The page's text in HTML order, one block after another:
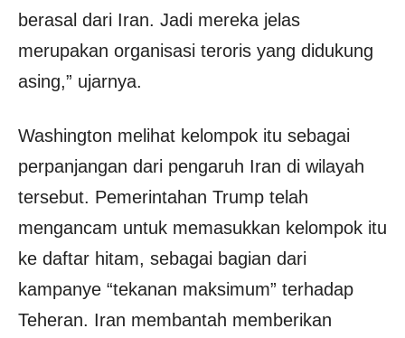
berasal dari Iran. Jadi mereka jelas
merupakan organisasi teroris yang didukung
asing,” ujarnya.
Washington melihat kelompok itu sebagai
perpanjangan dari pengaruh Iran di wilayah
tersebut. Pemerintahan Trump telah
mengancam untuk memasukkan kelompok itu
ke daftar hitam, sebagai bagian dari
kampanye “tekanan maksimum” terhadap
Teheran. Iran membantah memberikan